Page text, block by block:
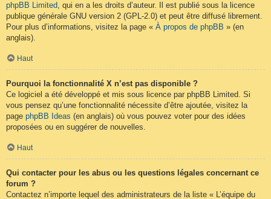
phpBB Limited, qui en a les droits d’auteur. Il est publié sous la licence
publique générale GNU version 2 (GPL-2.0) et peut être diffusé librement.
Pour plus d’informations, visitez la page « À propos de phpBB » (en
anglais).
Haut
Pourquoi la fonctionnalité X n’est pas disponible ?
Ce logiciel a été développé et mis sous licence par phpBB Limited. Si
vous pensez qu’une fonctionnalité nécessite d’être ajoutée, visitez la
page phpBB Ideas (en anglais) où vous pouvez voter pour des idées
proposées ou en suggérer de nouvelles.
Haut
Qui contacter pour les abus ou les questions légales concernant ce
forum ?
Contactez n’importe lequel des administrateurs de la liste « L’équipe du